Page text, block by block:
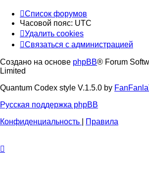
Список форумов
Часовой пояс: UTC
Удалить cookies
Связаться с администрацией
Создано на основе phpBB® Forum
Limited
Quantum Codex style V.1.5.0 by
Русская поддержка phpBB
Конфиденциальность
Правила